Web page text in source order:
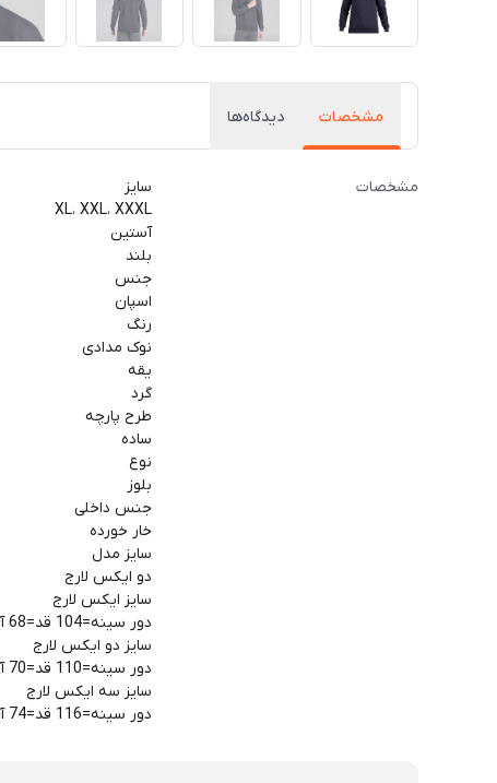
مشخصات دیدگاه‌ها
مشخصات
سایز
XL، XXL، XXXL
آستین
بلند
جنس
اسپان
رنگ
نوک مدادی
یقه
گرد
طرح پارچه
ساده
نوع
بلوز
جنس داخلی
خار خورده
سایز مدل
دو ایکس لارج
سایز ایکس لارج
دور سینه=104 قد=68 آستین=59
سایز دو ایکس لارج
دور سینه=110 قد=70 آستین=63
سایز سه ایکس لارج
دور سینه=116 قد=74 آستین=65